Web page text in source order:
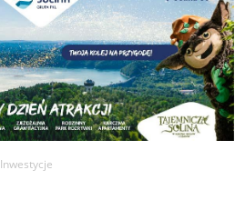
Inwestycje